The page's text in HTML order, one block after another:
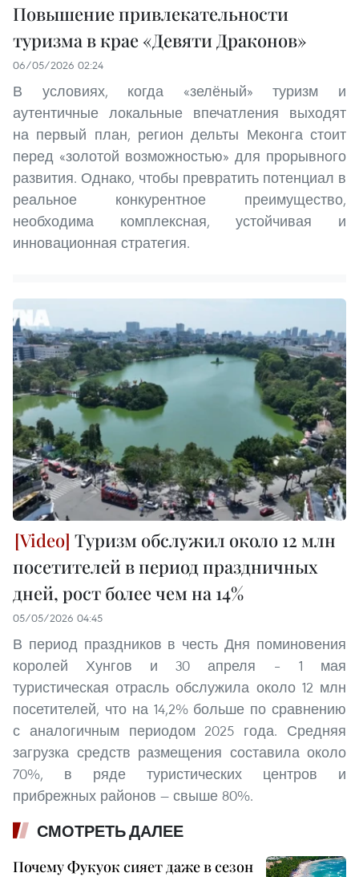
Повышение привлекательности
туризма в крае «Девяти Драконов»
06/05/2026 02:24
В условиях, когда «зелёный» туризм и
аутентичные локальные впечатления выходят
на первый план, регион дельты Меконга стоит
перед «золотой возможностью» для прорывного
развития. Однако, чтобы превратить потенциал в
реальное конкурентное преимущество,
необходима комплексная, устойчивая и
инновационная стратегия.
Туризм обслужил около 12 млн
посетителей в период праздничных
дней, рост более чем на 14%
05/05/2026 04:45
В период праздников в честь Дня поминовения
королей Хунгов и 30 апреля – 1 мая
туристическая отрасль обслужила около 12 млн
посетителей, что на 14,2% больше по сравнению
с аналогичным периодом 2025 года. Средняя
загрузка средств размещения составила около
70%, в ряде туристических центров и
прибрежных районов — свыше 80%.
СМОТРЕТЬ ДАЛЕЕ
Почему Фукуок сияет даже в сезон